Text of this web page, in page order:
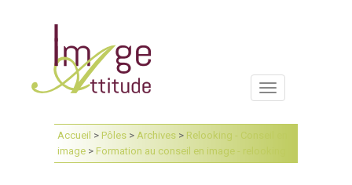
Toggle
navigation
Accueil > Pôles > Archives > Relooking - Conseil en
image > Formation au conseil en image - relooking